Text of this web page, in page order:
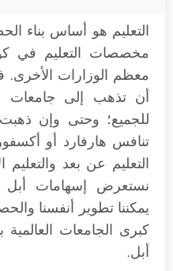
التعليم هو أساس بناء
مخصصات التعليم في
معظم الوزارات الأخرى.
أن تذهب إلى جامعات
للجميع؛ وحتى وإن ذهبت
تنافس هارفارد أو
التعليم عن بعد
نستعرض إسهامات أبل
يمكننا تطوير أنفسنا
كبرى الجامعات
أبل.